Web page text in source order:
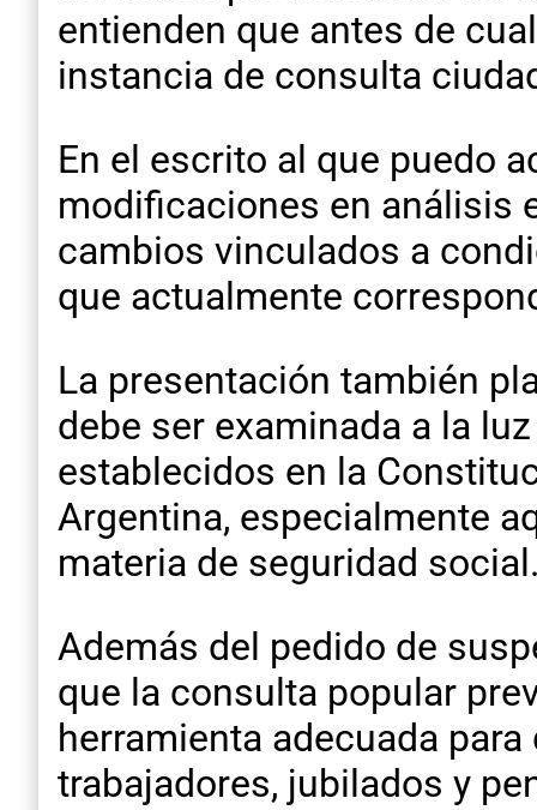
entienden que antes de
instancia de consulta
En el escrito al que puedo
modificaciones en análisis
cambios vinculados a
que actualmente
La presentación también
debe ser examinada a la
establecidos en la
Argentina, especialmente
materia de seguridad
Además del pedido de
que la consulta popular
herramienta adecuada
trabajadores, jubilados y